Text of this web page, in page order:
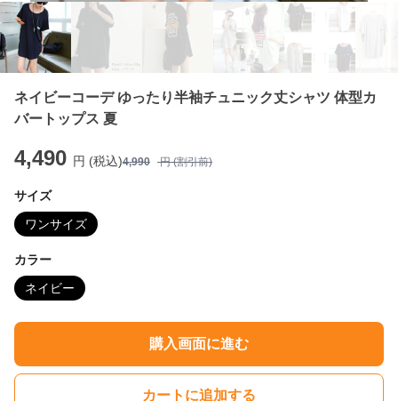
ネイビーコーデ ゆったり半袖チュニック丈シャツ 体型カ
バートップス 夏
4,490 円 (税込)4,990 円 (割引前)
サイズ
ワンサイズ
カラー
ネイビー
購入画面に進む
カートに追加する